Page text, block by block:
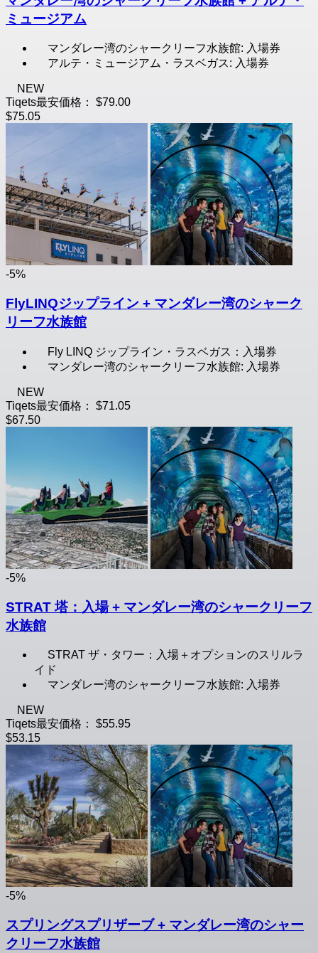
ミュージアム
マンダレー湾のシャークリーフ水族館: 入場券
アルテ・ミュージアム・ラスベガス: 入場券
NEW
Tiqets最安価格：
$79.00
$75.05
-5%
FlyLINQジップライン + マンダレー湾のシャーク
リーフ水族館
Fly LINQ ジップライン・ラスベガス：入場券
マンダレー湾のシャークリーフ水族館: 入場券
NEW
Tiqets最安価格：
$71.05
$67.50
-5%
STRAT 塔：入場 + マンダレー湾のシャークリーフ
水族館
STRAT ザ・タワー：入場＋オプションのスリルラ
イド
マンダレー湾のシャークリーフ水族館: 入場券
NEW
Tiqets最安価格：
$55.95
$53.15
-5%
スプリングスプリザーブ + マンダレー湾のシャー
クリーフ水族館